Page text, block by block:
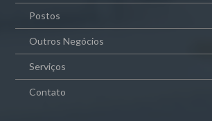
Postos
Outros Negócios
Serviços
Contato